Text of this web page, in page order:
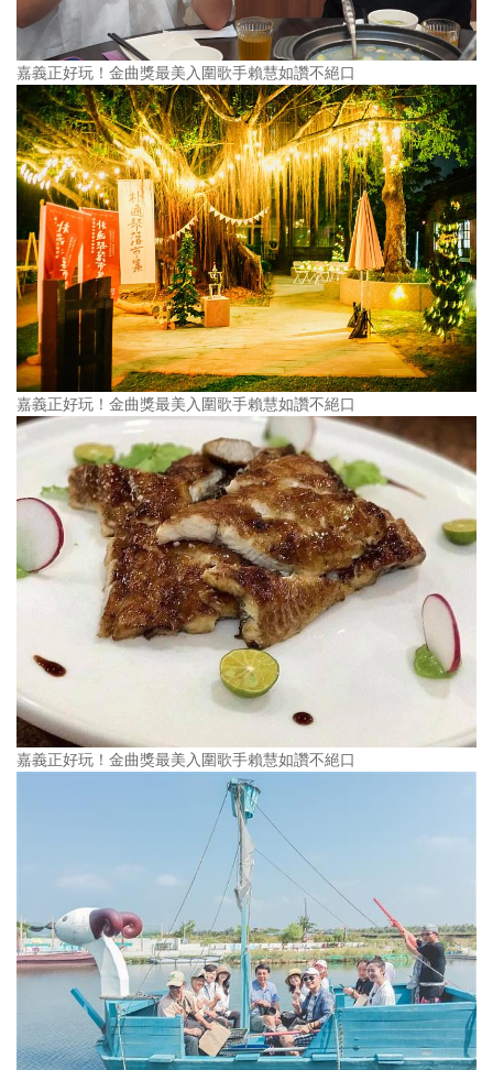
嘉義正好玩！金曲獎最美入圍歌手賴慧如讚不絕口
嘉義正好玩！金曲獎最美入圍歌手賴慧如讚不絕口
嘉義正好玩！金曲獎最美入圍歌手賴慧如讚不絕口